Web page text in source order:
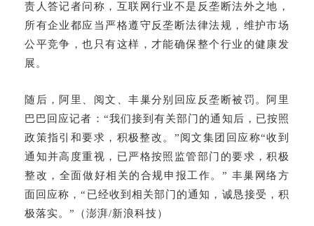
责人答记者问称，互联网行业不是反垄断法外之地，
所有企业都应当严格遵守反垄断法律法规，维护市场
公平竞争，也只有这样，才能确保整个行业的健康发
展。
随后，阿里、阅文、丰巢分别回应反垄断被罚。阿里
巴巴回应记者： “我们接到有关部门的通知后，已按照
政策指引和要求，积极整改。”阅文集团回应称“收到
通知并高度重视，已严格按照监管部门的要求，积极
整改，全面做好相关的合规申报工作。” 丰巢网络方
面回应称，“已经收到相关部门的通知，诚恳接受，积
极落实。”（澎湃/新浪科技）